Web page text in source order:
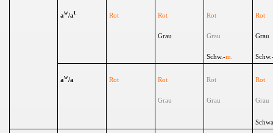
aw/at Rot Rot
Grau
Rot
Grau
Schw.-m.
Rot
Grau
aw/a Rot Rot
Grau
Rot
Grau
Rot
Grau